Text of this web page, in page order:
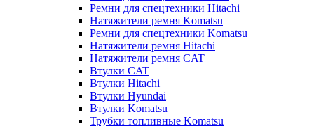
Ремни для спецтехники Hitachi
Натяжители ремня Komatsu
Ремни для спецтехники Komatsu
Натяжители ремня Hitachi
Натяжители ремня CAT
Втулки CAT
Втулки Hitachi
Втулки Hyundai
Втулки Komatsu
Трубки топливные Komatsu